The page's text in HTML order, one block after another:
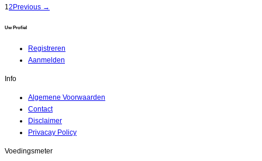
12 Previous →
Uw Profiel
Registreren
Aanmelden
Info
Algemene Voorwaarden
Contact
Disclaimer
Privacay Policy
Voedingsmeter